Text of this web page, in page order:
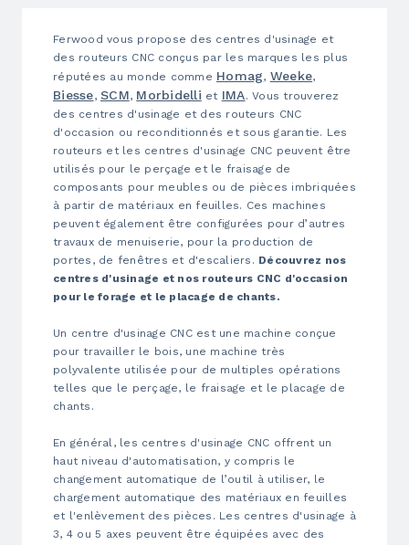
Ferwood vous propose des centres d'usinage et
des routeurs CNC conçus par les marques les plus
réputées au monde comme Homag, Weeke,
Biesse, SCM, Morbidelli et IMA. Vous trouverez
des centres d'usinage et des routeurs CNC
d'occasion ou reconditionnés et sous garantie. Les
routeurs et les centres d'usinage CNC peuvent être
utilisés pour le perçage et le fraisage de
composants pour meubles ou de pièces imbriquées
à partir de matériaux en feuilles. Ces machines
peuvent également être configurées pour d’autres
travaux de menuiserie, pour la production de
portes, de fenêtres et d'escaliers. Découvrez nos
centres d'usinage et nos routeurs CNC d'occasion
pour le forage et le placage de chants.
Un centre d'usinage CNC est une machine conçue
pour travailler le bois, une machine très
polyvalente utilisée pour de multiples opérations
telles que le perçage, le fraisage et le placage de
chants.
En général, les centres d'usinage CNC offrent un
haut niveau d'automatisation, y compris le
changement automatique de l’outil à utiliser, le
chargement automatique des matériaux en feuilles
et l'enlèvement des pièces. Les centres d'usinage à
3, 4 ou 5 axes peuvent être équipées avec des